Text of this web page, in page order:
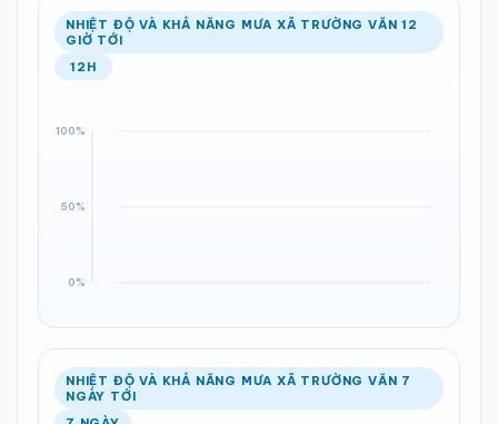
Ổn định Khả năng mưa
NHIỆT ĐỘ VÀ KHẢ NĂNG MƯA XÃ TRƯỜNG VĂN 12
GIỜ TỚI
12H
NHIỆT ĐỘ VÀ KHẢ NĂNG MƯA XÃ TRƯỜNG VĂN 7
NGÀY TỚI